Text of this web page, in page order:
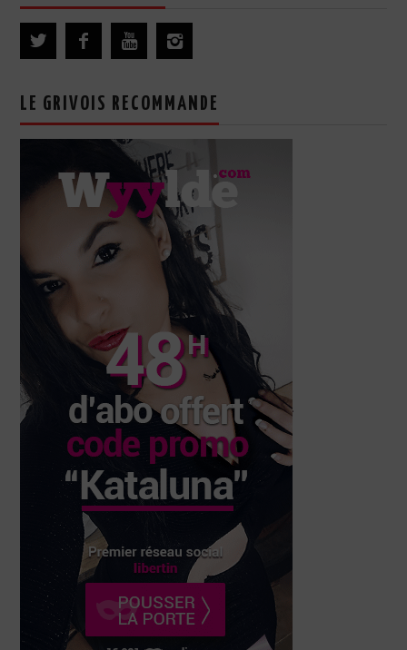
LE GRIVOIS RECOMMANDE